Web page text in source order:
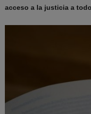
acceso a la justicia a